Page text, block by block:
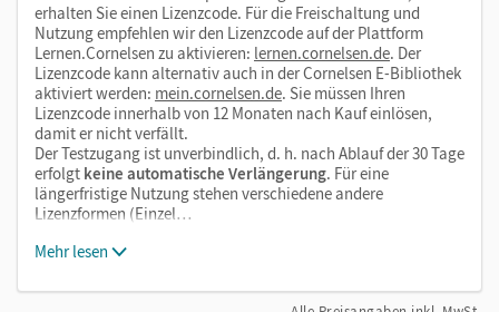
erhalten Sie einen Lizenzcode. Für die Freischaltung und
Nutzung empfehlen wir den Lizenzcode auf der Plattform
Lernen.Cornelsen zu aktivieren: lernen.cornelsen.de. Der
Lizenzcode kann alternativ auch in der Cornelsen E-Bibliothek
aktiviert werden: mein.cornelsen.de. Sie müssen Ihren
Lizenzcode innerhalb von 12 Monaten nach Kauf einlösen,
damit er nicht verfällt.
Der Testzugang ist unverbindlich, d. h. nach Ablauf der 30 Tage
erfolgt keine automatische Verlängerung. Für eine
längerfristige Nutzung stehen verschiedene andere
Lizenzformen (Einzel…
Mehr lesen